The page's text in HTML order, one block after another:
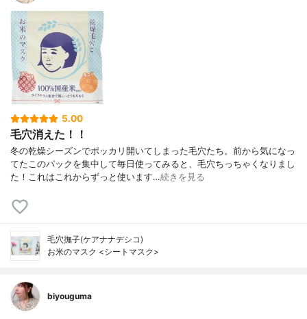
5.00
毛穴消えた！！
冬の乾燥シーズンでポッカリ開いてしまった毛穴たち。前から気になっ
てたこのパックを集中して毎日使ってみると、毛穴ちっちゃくなりまし
た！これはこれからずっと使います…続きを見る
毛穴撫子(ケアナナデシコ)
お米のマスク <シートマスク>
biyouguma